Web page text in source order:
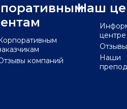
Корпоративным
компаний
Наш
центре
Наши